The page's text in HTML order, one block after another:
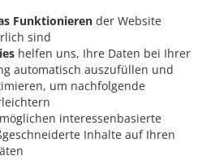
Funktionieren der Website
sind
helfen uns, Ihre Daten bei Ihrer
automatisch auszufüllen und
um nachfolgende
interessenbasierte
Inhalte auf Ihren
Lieferservice Taunusstein . Asiatisches Essen
Asiatisches Essen Lieferservice Bad Camberg
Bad Camberg Walsdorf
Asiatisches
. Asiatisches Essen Lieferservice Eselsweide
Ohren
Lieferservice Hünfelden
Asiatisches Essen
. Asiatisches Essen Lieferservice Eppstein